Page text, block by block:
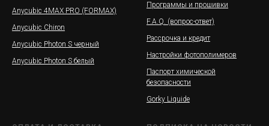
Anycubic 4MAX PRO (FORMAX)
Anycubic Chiron
Anycubic Photon S черный
Anycubic Photon S белый
Программы и прошивки
F.A.Q. (вопрос-ответ)
Рассрочка и кредит
Настройки фотополимеров
Паспорт химической
безопасности
Gorky Liquide